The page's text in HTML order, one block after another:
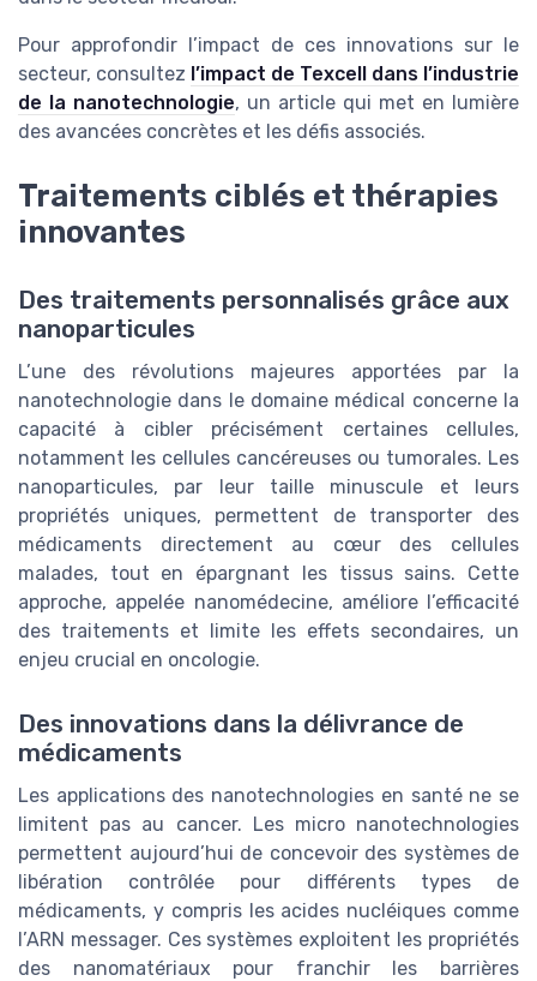
Pour approfondir l’impact de ces innovations sur le
secteur, consultez l’impact de Texcell dans l’industrie
de la nanotechnologie, un article qui met en lumière
des avancées concrètes et les défis associés.
Traitements ciblés et thérapies
innovantes
Des traitements personnalisés grâce aux
nanoparticules
L’une des révolutions majeures apportées par la
nanotechnologie dans le domaine médical concerne la
capacité à cibler précisément certaines cellules,
notamment les cellules cancéreuses ou tumorales. Les
nanoparticules, par leur taille minuscule et leurs
propriétés uniques, permettent de transporter des
médicaments directement au cœur des cellules
malades, tout en épargnant les tissus sains. Cette
approche, appelée nanomédecine, améliore l’efficacité
des traitements et limite les effets secondaires, un
enjeu crucial en oncologie.
Des innovations dans la délivrance de
médicaments
Les applications des nanotechnologies en santé ne se
limitent pas au cancer. Les micro nanotechnologies
permettent aujourd’hui de concevoir des systèmes de
libération contrôlée pour différents types de
médicaments, y compris les acides nucléiques comme
l’ARN messager. Ces systèmes exploitent les propriétés
des nanomatériaux pour franchir les barrières